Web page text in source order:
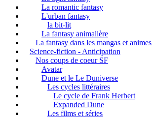
La romantic fantasy
L'urban fantasy
la bit-lit
La fantasy animalière
La fantasy dans les mangas et animes
Science-fiction - Anticipation
Nos coups de coeur SF
Avatar
Dune et le Le Duniverse
Les cycles littéraires
Le cycle de Frank Herbert
Expanded Dune
Les films et séries